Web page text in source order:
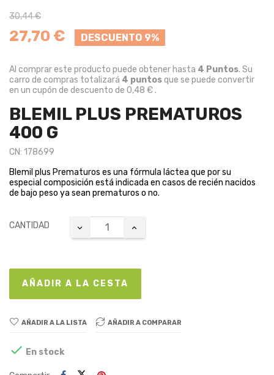
30,44 €
27,70 € DESCUENTO 9%
Al comprar este producto puede obtener hasta 4 Puntos. Su
carro de compras totalizará 4 puntosque se puede convertir
en un cupón de descuento de 0,48 €.
BLEMIL PLUS PREMATUROS
400 G
CN: 178699
Blemil plus Prematuros es una fórmula láctea que por su
especial composición está indicada en casos de recién nacidos
de bajo peso ya sean prematuros o no.
CANTIDAD
AÑADIR A LA CESTA
AÑADIR A LA LISTA AÑADIR A COMPARAR
 En stock